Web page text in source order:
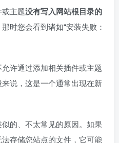
主题没有写入网站根目录的
时您会看到诸如“安装失败：
许通过添加相关插件或主题
说，这是一个通常出现在新
的、不太常见的原因。如果
存储您站点的文件，它可能